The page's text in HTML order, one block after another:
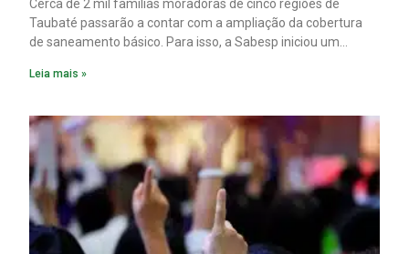
Cerca de 2 mil famílias moradoras de cinco regiões de
Taubaté passarão a contar com a ampliação da cobertura
de saneamento básico. Para isso, a Sabesp iniciou um
milhões.
Leia mais »